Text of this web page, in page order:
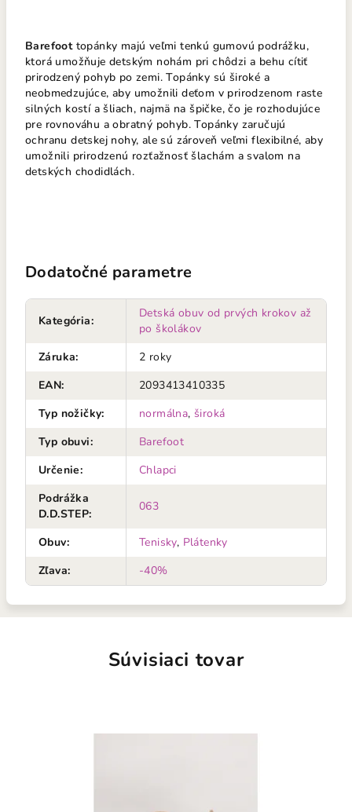
Barefoot topánky majú veľmi tenkú gumovú podrážku,
ktorá umožňuje detským nohám pri chôdzi a behu cítiť
prirodzený pohyb po zemi. Topánky sú široké a
neobmedzujúce, aby umožnili deťom v prirodzenom raste
silných kostí a šliach, najmä na špičke, čo je rozhodujúce
pre rovnováhu a obratný pohyb. Topánky zaručujú
ochranu detskej nohy, ale sú zároveň veľmi flexibilné, aby
umožnili prirodzenú rozťažnosť šlachám a svalom na
detských chodidlách.
Dodatočné parametre
Kategória:
Detská obuv od prvých krokov až
po školákov
Záruka:
2 roky
EAN:
2093413410335
Typ nožičky: normálna, široká
Typ obuvi:
Barefoot
Určenie:
Chlapci
Podrážka
D.D.STEP:
063
Obuv: Tenisky, Plátenky
Zľava: -40%
Súvisiaci tovar